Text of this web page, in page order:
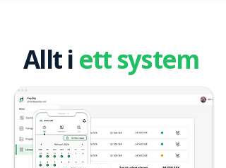
Allt i ett system